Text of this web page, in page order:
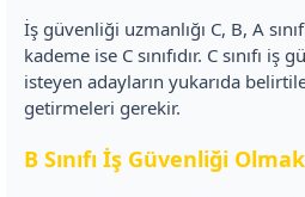
İş güvenliği uzmanlığı C, B, A
kademe ise C sınıfıdır. C sınıfı
isteyen adayların yukarıda
getirmeleri gerekir.
B Sınıfı İş Güvenliği